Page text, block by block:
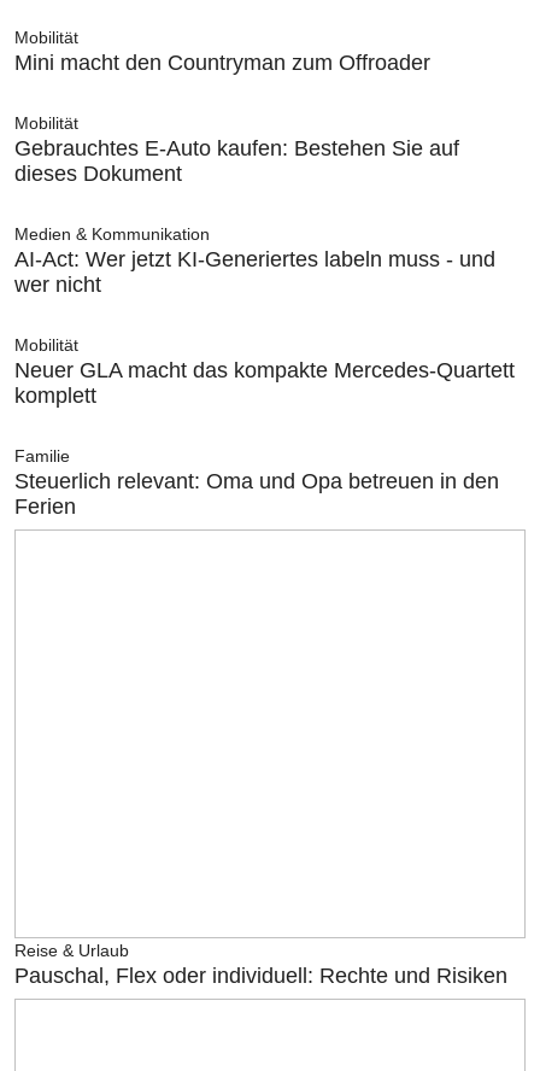
Mobilität
Mini macht den Countryman zum Offroader
Mobilität
Gebrauchtes E-Auto kaufen: Bestehen Sie auf
dieses Dokument
Medien & Kommunikation
AI-Act: Wer jetzt KI-Generiertes labeln muss - und
wer nicht
Mobilität
Neuer GLA macht das kompakte Mercedes-Quartett
komplett
Familie
Steuerlich relevant: Oma und Opa betreuen in den
Ferien
Reise & Urlaub
Pauschal, Flex oder individuell: Rechte und Risiken